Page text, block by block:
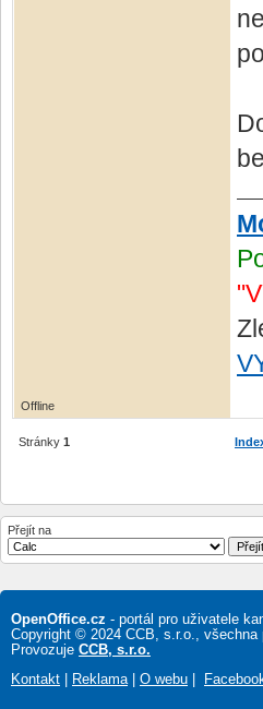
Offline
Stránky 1
Přejít na
OpenOffice.cz - portál pro uživatele
Copyright © 2024 CCB, s.r.o., všechna
Provozuje CCB, s.r.o.
Kontakt
Reklama| O webu